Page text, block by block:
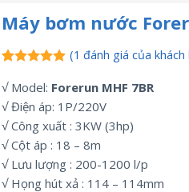
Máy bơm nước
dựa trên
đánh giá
(1 đánh giá của khách
√ Model: Forerun MHF 7BR
√ Điện áp: 1P/220V
√ Công xuất : 3KW (3hp)
√ Cột áp : 18 – 8m
√ Lưu lượng : 200-1200 l/p
√ Họng hút xả : 114 – 114mm